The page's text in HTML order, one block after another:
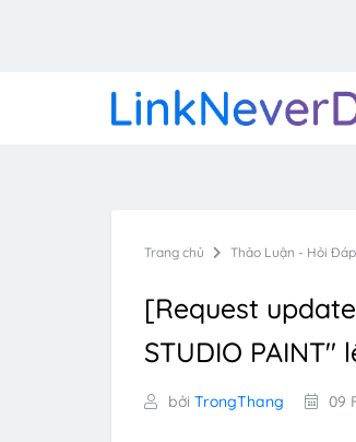
Trang chủ Thảo Luận - Hỏi Đáp
[Request
STUDIO
bởi TrongThang 09